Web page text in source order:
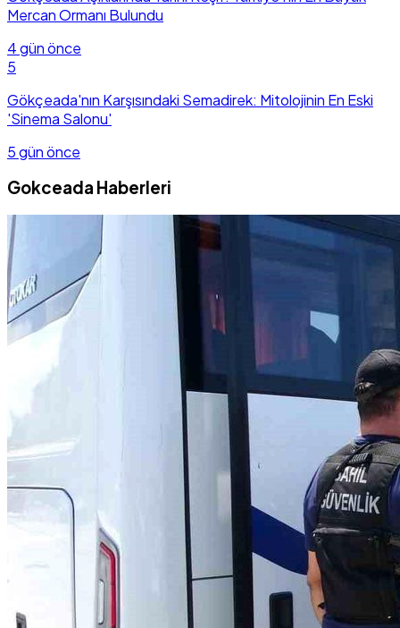
Mercan Ormanı Bulundu
4 gün önce
5
Gökçeada'nın Karşısındaki Semadirek: Mitolojinin En Eski
'Sinema Salonu'
5 gün önce
Gokceada Haberleri